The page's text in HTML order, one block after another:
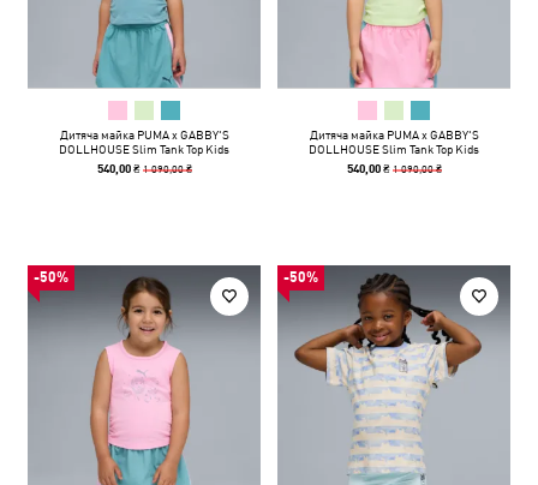
Дитяча майка PUMA x GABBY'S
DOLLHOUSE Slim Tank Top Kids
540,00 ₴ 1 090,00 ₴
Дитяча майка PUMA x GABBY'S
DOLLHOUSE Slim Tank Top Kids
540,00 ₴ 1 090,00 ₴
-50% -50%